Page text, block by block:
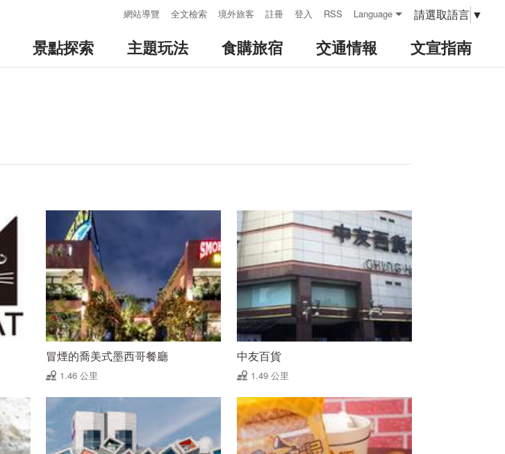
網站導覽 全文檢索 境外旅客 註冊 登入 RSS Language 請選取語言 ▼
景點探索 主題玩法 食購旅宿 交通情報 文宣指南
冒煙的喬美式墨西哥餐廳
1.46 公里
中友百貨
1.49 公里